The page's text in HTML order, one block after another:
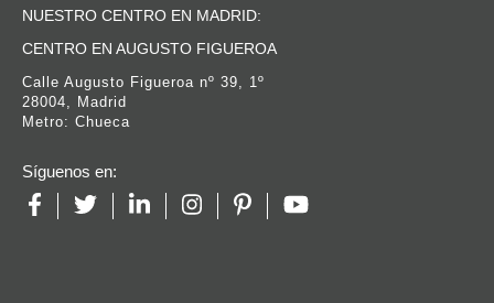
NUESTRO CENTRO EN MADRID:
CENTRO EN AUGUSTO FIGUEROA
Calle Augusto Figueroa nº 39, 1º
28004, Madrid
Metro: Chueca
Síguenos en: